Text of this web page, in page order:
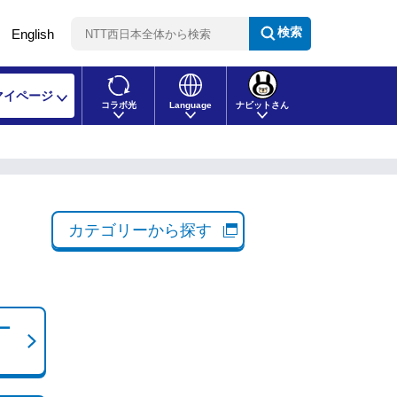
English 検索
イページ
コラボ光 Language ナビットさん
カテゴリーから探す